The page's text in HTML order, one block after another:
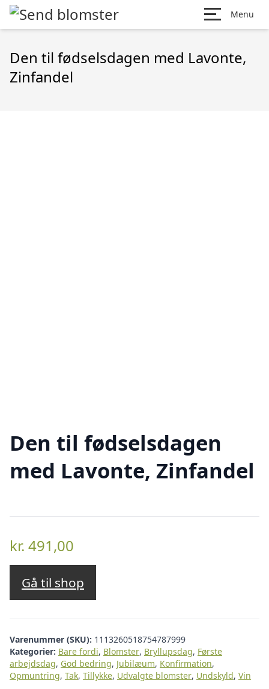
Menu
Den til fødselsdagen med Lavonte,
Zinfandel
Den til fødselsdagen
med Lavonte, Zinfandel
kr. 491,00
Gå til shop
Varenummer (SKU): 1113260518754787999
Kategorier: Bare fordi, Blomster, Bryllupsdag, Første
arbejdsdag, God bedring, Jubilæum, Konfirmation,
Opmuntring, Tak, Tillykke, Udvalgte blomster, Undskyld, Vin